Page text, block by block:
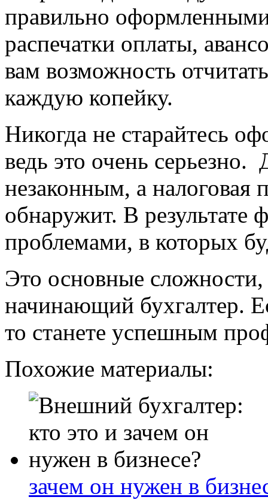
правильно
распечатки оплаты,
вам возможность
каждую копейку.
Никогда не старайтесь
ведь это очень серьезно.
незаконным, а налоговая
обнаружит. В результате
проблемами, в которых
Это основные
начинающий бухгалтер.
то станете успешным
Похожие материалы:
зачем он нужен в